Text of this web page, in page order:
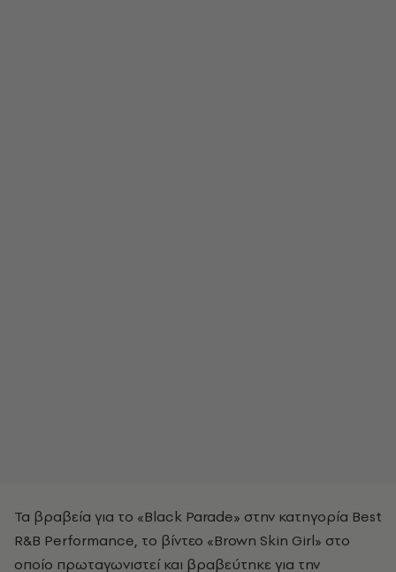
Τα βραβεία για το «Black Parade» στην κατηγορία Best
R&B Performance, το βίντεο «Brown Skin Girl» στο
οποίο πρωταγωνιστεί και βραβεύτηκε για την